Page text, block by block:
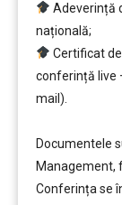
Adeverință
națională;
Certificat
conferință live
mail).
Documentele
Management,
Conferința se